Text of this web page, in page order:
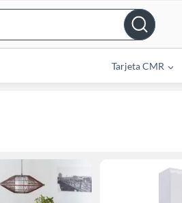
Tarjeta CMR